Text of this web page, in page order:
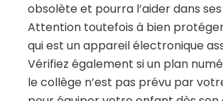
obsolète et pourra l’aider dans
Attention toutefois à bien
qui est un appareil électronique
Vérifiez également si un plan
le collège n’est pas prévu par